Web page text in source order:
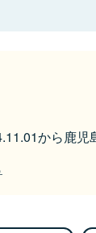
から鹿児